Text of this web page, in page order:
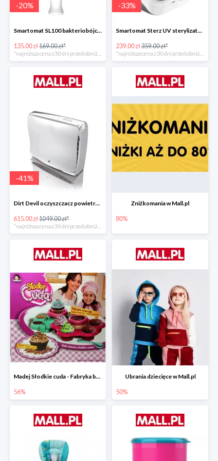
-20%
Smartomat SL100 bakteriobójcza lampa UV -20%
135.00 zł169.00 zł*
-33%
Smartomat Sterz UV sterylizator -33%
239.00 zł359.00 zł*
-41%
Dirt Devil oczyszczacz powietrza Pureza 350 -41%
615.00 zł1049.00 zł*
*najniższa cena z 30 dni przed obniżką
Zniżkomania w Mall.pl
80%
Madej Słodkie cuda - Fabryka babeczek
56%
Ubrania dziecięce w Mall.pl
50%